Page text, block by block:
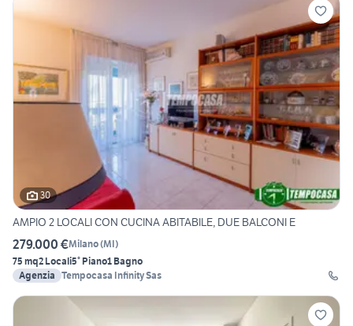
30
AMPIO 2 LOCALI CON CUCINA ABITABILE, DUE BALCONI E
279.000 €Milano(MI)
75 mq2 Locali5° Piano1 Bagno
Agenzia Tempocasa Infinity Sas